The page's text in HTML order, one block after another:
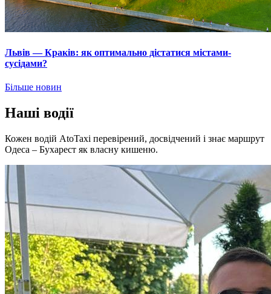
Львів — Краків: як оптимально дістатися містами-
сусідами?
Більше новин
Наші водії
Кожен водій AtoTaxi перевірений, досвідчений і знає маршрут
Одеса – Бухарест як власну кишеню.